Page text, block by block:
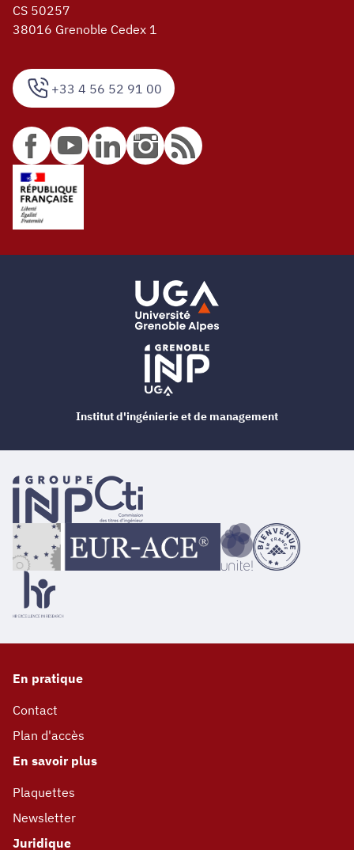
+33 4 56 52 91 00
CS 50257
38016 Grenoble Cedex 1
En pratique
Contact
Plan d'accès
En savoir plus
Plaquettes
Newsletter
Juridique
Institut d'ingénierie et de management